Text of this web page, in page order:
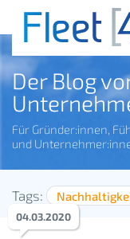
Der Blog
Für Gründer:innen,
und
Tags:
04.03.2020